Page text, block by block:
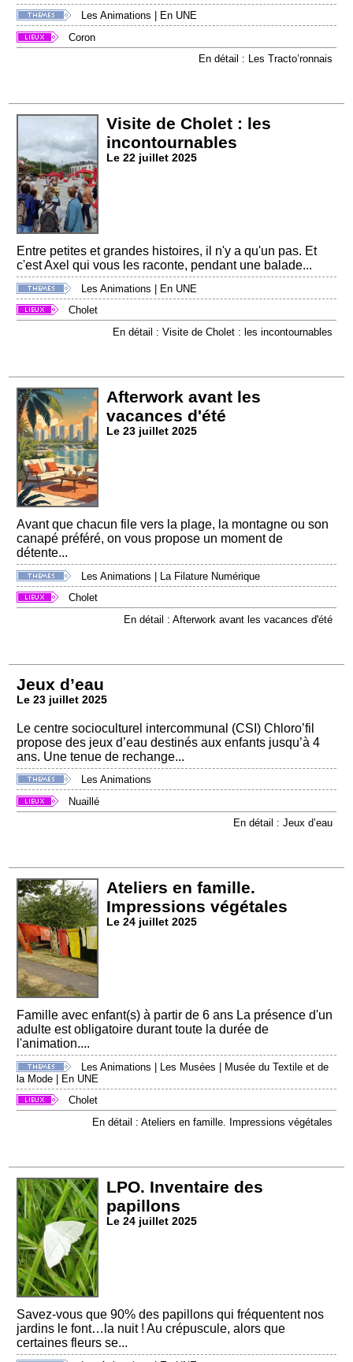
Les Animations
En UNE
Coron
En détail : Les Tracto’ronnais
Visite de Cholet : les
incontournables
Le 22 juillet 2025
Entre petites et grandes histoires, il n'y a qu'un pas. Et
c'est Axel qui vous les raconte, pendant une balade...
Les Animations
En UNE
Cholet
En détail : Visite de Cholet : les incontournables
Afterwork avant les
vacances d'été
Le 23 juillet 2025
Avant que chacun file vers la plage, la montagne ou son
canapé préféré, on vous propose un moment de
détente...
Les Animations | La Filature Numérique
Cholet
En détail : Afterwork avant les vacances d'été
Jeux d’eau
Le 23 juillet 2025
Le centre socioculturel intercommunal (CSI) Chloro’fil
propose des jeux d’eau destinés aux enfants jusqu’à 4
ans. Une tenue de rechange...
Les Animations
Nuaillé
En détail : Jeux d’eau
Ateliers en famille.
Impressions végétales
Le 24 juillet 2025
Famille avec enfant(s) à partir de 6 ans La présence d'un
adulte est obligatoire durant toute la durée de
l'animation....
Les Animations Les Musées
Musée du Textile et de
la Mode
En UNE
Cholet
En détail : Ateliers en famille. Impressions végétales
LPO. Inventaire des
papillons
Le 24 juillet 2025
Savez-vous que 90% des papillons qui fréquentent nos
jardins le font…la nuit ! Au crépuscule, alors que
certaines fleurs se...